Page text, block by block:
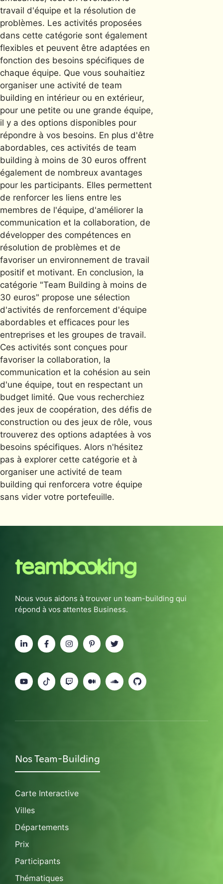
travail d'équipe et la résolution de
problèmes. Les activités proposées
dans cette catégorie sont également
flexibles et peuvent être adaptées en
fonction des besoins spécifiques de
chaque équipe. Que vous souhaitiez
organiser une activité de team
building en intérieur ou en extérieur,
pour une petite ou une grande équipe,
il y a des options disponibles pour
répondre à vos besoins. En plus d'être
abordables, ces activités de team
building à moins de 30 euros offrent
également de nombreux avantages
pour les participants. Elles permettent
de renforcer les liens entre les
membres de l'équipe, d'améliorer la
communication et la collaboration, de
développer des compétences en
résolution de problèmes et de
favoriser un environnement de travail
positif et motivant. En conclusion, la
catégorie "Team Building à moins de
30 euros" propose une sélection
d'activités de renforcement d'équipe
abordables et efficaces pour les
entreprises et les groupes de travail.
Ces activités sont conçues pour
favoriser la collaboration, la
communication et la cohésion au sein
d'une équipe, tout en respectant un
budget limité. Que vous recherchiez
des jeux de coopération, des défis de
construction ou des jeux de rôle, vous
trouverez des options adaptées à vos
besoins spécifiques. Alors n'hésitez
pas à explorer cette catégorie et à
organiser une activité de team
building qui renforcera votre équipe
sans vider votre portefeuille.
Nous vous aidons à trouver un team-building qui
répond à vos attentes Business.
Nos Team-Building
Carte Interactive
Villes
Départements
Prix
Participants
Thématiques